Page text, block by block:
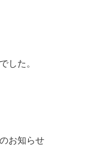
した。
お知らせ